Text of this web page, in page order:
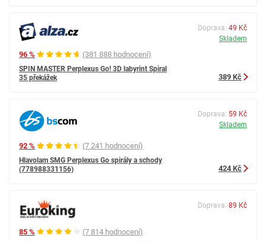
96 % (381 888 hodnocení)
SPIN MASTER Perplexus Go! 3D labyrint Spiral
35 překážek
Doprava: 49 Kč
Skladem
389 Kč
92 % (7 241 hodnocení)
Hlavolam SMG Perplexus Go spirály a schody
(778988331156)
Doprava: 59 Kč
Skladem
424 Kč
85 % (7 814 hodnocení)
Doprava: 89 Kč